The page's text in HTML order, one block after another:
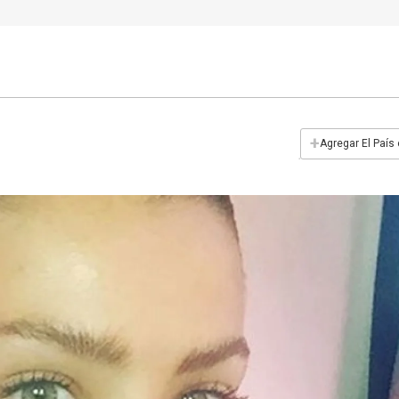
+Agregar El País